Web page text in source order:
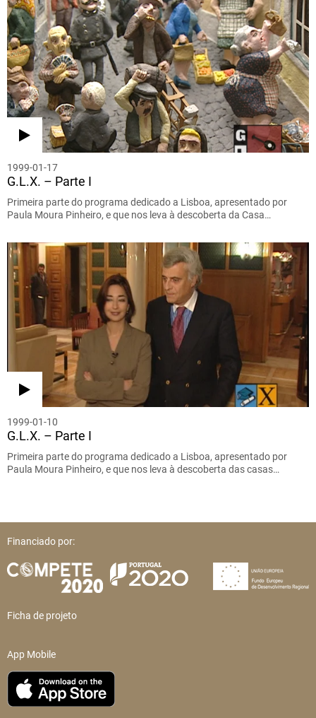
1999-01-17
G.L.X. – Parte I
Primeira parte do programa dedicado a Lisboa, apresentado por
Paula Moura Pinheiro, e que nos leva à descoberta da Casa…
1999-01-10
G.L.X. – Parte I
Primeira parte do programa dedicado a Lisboa, apresentado por
Paula Moura Pinheiro, e que nos leva à descoberta das casas…
Financiado por:
Ficha de projeto
App Mobile